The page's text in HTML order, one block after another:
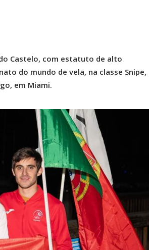
do Castelo, com estatuto de alto
do mundo de vela, na classe Snipe,
em Miami.